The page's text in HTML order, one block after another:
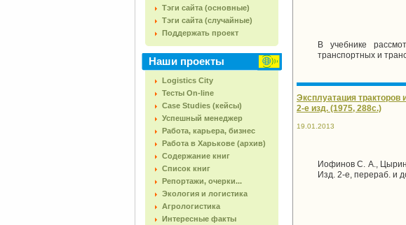
Тэги сайта (основные)
Тэги сайта (случайные)
Поддержать проект
Наши проекты
Logistics City
Тесты On-line
Case Studies (кейсы)
Успешный менеджер
Работа, карьера, бизнес
Работа в Харькове (архив)
Содержание книг
Список книг
Репортажи, очерки...
Экология и логистика
Агрологистика
Интересные факты
В учебнике
транспортных и
Эксплуатация
2-е изд. (1975, 288с.)
19.01.2013
Иофинов С. А., Цырин
Изд. 2-е, перераб. и